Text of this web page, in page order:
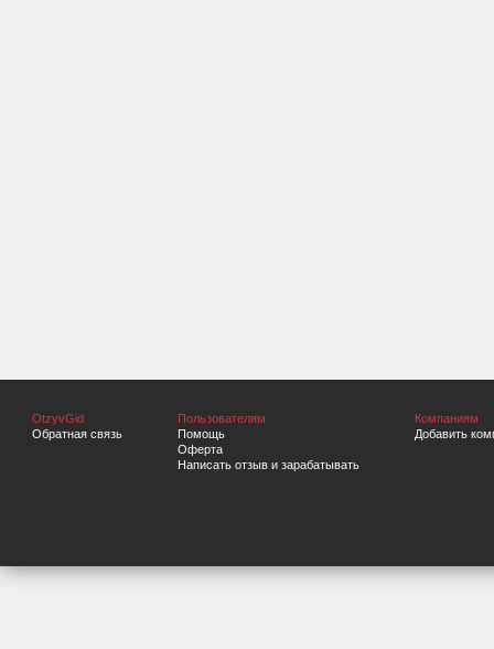
OtzyvGid
Обратная связь
Пользователям
Помощь
Оферта
Написать отзыв и зарабатывать
Компаниям
Добавить